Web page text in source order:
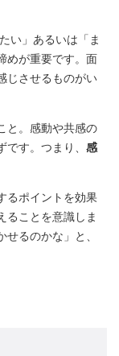
い」あるいは「ま
めが重要です。面
じさせるものがい
と。感動や共感の
す。つまり、 感
るポイントを効果
ることを意識しま
るのかな」と、